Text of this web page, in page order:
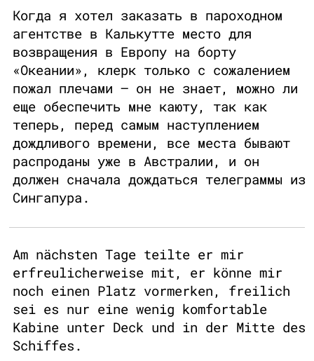
Когда я хотел заказать в пароходном
агентстве в Калькутте место для
возвращения в Европу на борту
«Океании», клерк только с сожалением
пожал плечами — он не знает, можно ли
еще обеспечить мне каюту, так как
теперь, перед самым наступлением
дождливого времени, все места бывают
распроданы уже в Австралии, и он
должен сначала дождаться телеграммы из
Сингапура.
Am nächsten Tage teilte er mir
erfreulicherweise mit, er könne mir
noch einen Platz vormerken, freilich
sei es nur eine wenig komfortable
Kabine unter Deck und in der Mitte des
Schiffes.